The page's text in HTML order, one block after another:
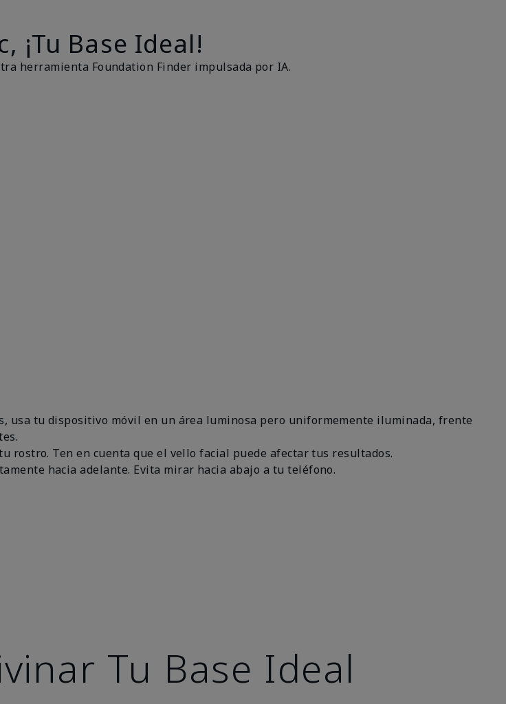
¡Tu Base Ideal!
herramienta Foundation Finder impulsada por IA.
usa tu dispositivo móvil en un área luminosa pero uniformemente iluminada, frente
rostro. Ten en cuenta que el vello facial puede afectar tus resultados.
hacia adelante. Evita mirar hacia abajo a tu teléfono.
Tu Base Ideal